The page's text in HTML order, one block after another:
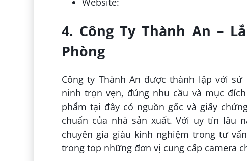
4. Công Ty Thành An –
Phòng
Công ty Thành An được thành lập với
ninh trọn vẹn, đúng nhu cầu và mục
phẩm tại đây có nguồn gốc và giấy
chuẩn của nhà sản xuất. Với uy tín lâu
chuyên gia giàu kinh nghiệm trong tư
trong top những đơn vị cung cấp camera